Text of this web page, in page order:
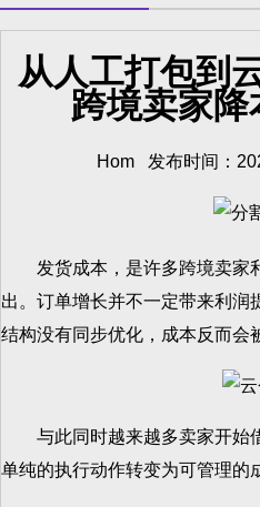
从人工打包到
跨境卖家
Hom 发布时间：
发货成本，是许多跨境卖家
出。订单增长并不一定带来利润
结构没有同步优化，成本反而会
与此同时越来越多卖家开始
单纯的执行动作转变为可管理的